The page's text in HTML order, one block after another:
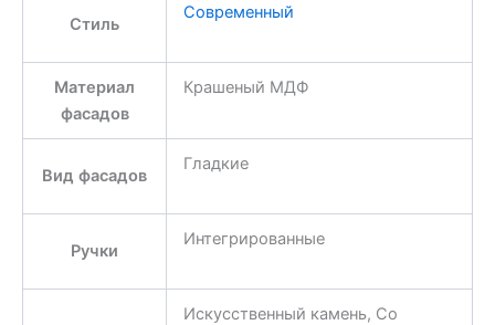
Стиль
Современный
Материал
фасадов
Крашеный МДФ
Вид фасадов
Гладкие
Ручки
Интегрированные
Искусственный камень, Со